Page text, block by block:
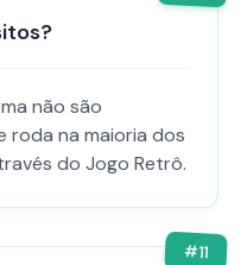
não são
roda na maioria dos
do Jogo Retrô.
#11